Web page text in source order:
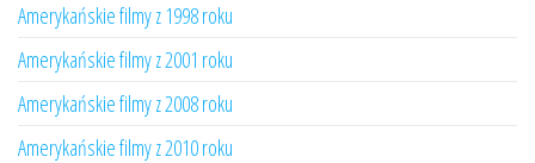
Amerykańskie filmy z 1998 roku
Amerykańskie filmy z 2001 roku
Amerykańskie filmy z 2008 roku
Amerykańskie filmy z 2010 roku